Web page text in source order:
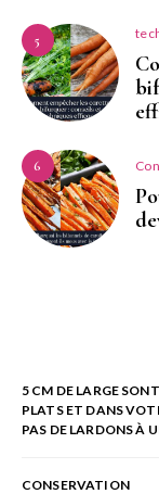
5
6
5 CM DE LARGE
PLATS ET DANS
PAS DE LARDONS À
CONSERVATION